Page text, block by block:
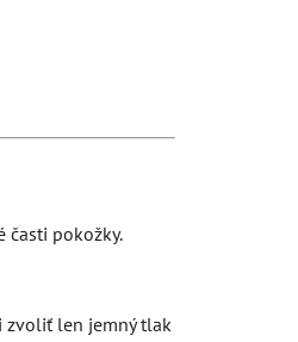
časti pokožky.
zvoliť len jemný tlak